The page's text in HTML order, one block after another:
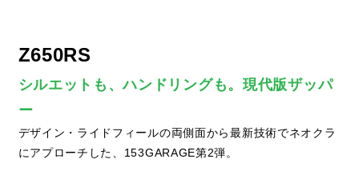
Z650RS
シルエットも、ハンドリングも。現代版ザッパ
ー
デザイン・ライドフィールの両側面から最新技術でネオクラ
にアプローチした、153GARAGE第2弾。